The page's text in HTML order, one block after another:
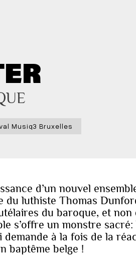
Musiq3 Bruxelles
d’un nouvel
du luthiste Thomas
du baroque, et non
s’offre un monstre
demande à la fois de la
baptême belge !